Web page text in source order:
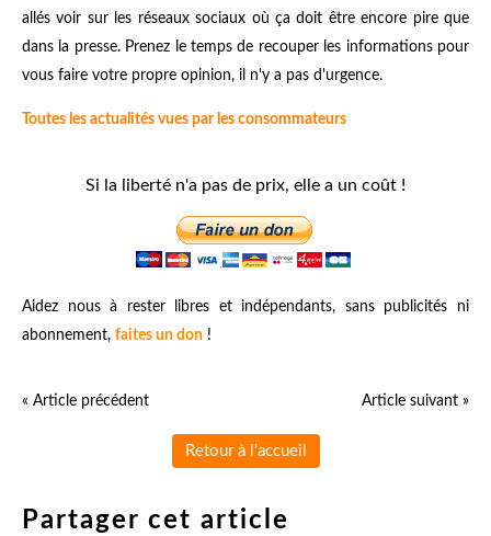
allés voir sur les réseaux sociaux où ça doit être encore pire que
dans la presse. Prenez le temps de recouper les informations pour
vous faire votre propre opinion, il n'y a pas d'urgence.
Toutes les actualités vues par les consommateurs
Si la liberté n'a pas de prix, elle a un coût !
Aidez nous à rester libres et indépendants, sans publicités ni
abonnement, faites un don !
« Article précédent Article suivant »
Retour à l'accueil
Partager cet article